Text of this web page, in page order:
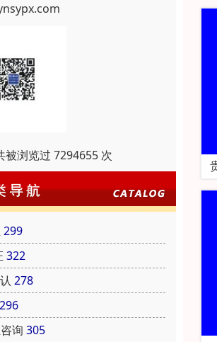
被浏览过 7294655 次
299
322
278
296
询 305